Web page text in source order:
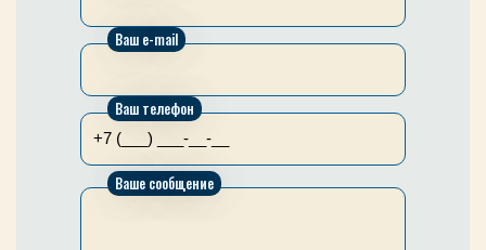
Ваш e-mail
Ваш телефон
Ваше сообщение